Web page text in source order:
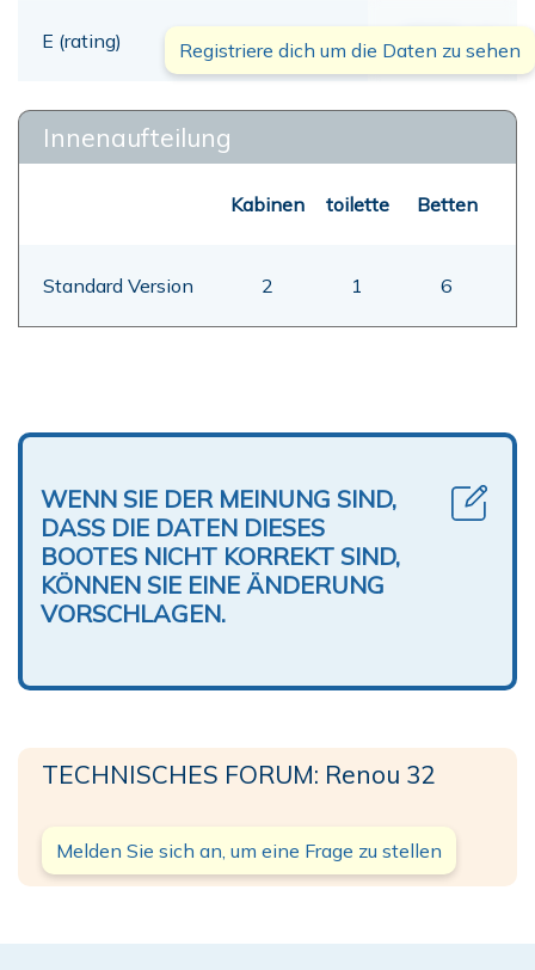
E (rating) 00,00 mt
Registriere dich um die Daten zu sehen
Innenaufteilung
Kabinen toilette Betten
Standard Version 2 1 6
WENN SIE DER MEINUNG SIND,
DASS DIE DATEN DIESES
BOOTES NICHT KORREKT SIND,
KÖNNEN SIE EINE ÄNDERUNG
VORSCHLAGEN.
TECHNISCHES FORUM: Renou 32
Melden Sie sich an, um eine Frage zu stellen